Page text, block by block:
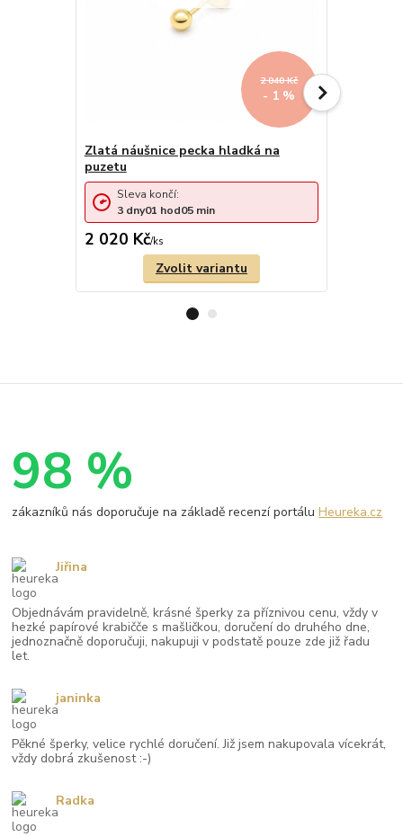
2 040 Kč
- 1 %
Zlatá náušnice pecka hladká na
puzetu
2 020 Kč/ks
Sleva končí:
3 dny01 hod05 min
Zvolit variantu
98 %
zákazníků nás doporučuje na základě recenzí portáluHeureka.cz
Objednávám pravidelně, krásné šperky za příznivou cenu, vždy v
hezké papírové krabičče s mašličkou, doručení do druhého dne,
jednoznačně doporučuji, nakupuji v podstatě pouze zde již řadu
let.
Jiřina
Pěkné šperky, velice rychlé doručení. Již jsem nakupovala vícekrát,
vždy dobrá zkušenost :-)
janinka
Radka